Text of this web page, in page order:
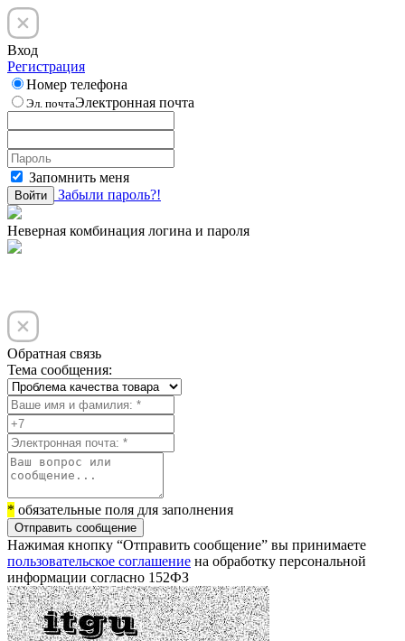
Вход
Регистрация
Номер телефона
Эл. почтаЭлектронная почта
Запомнить меня
Войти Забыли пароль?!
Неверная комбинация логина и пароля
Обратная связь
Тема сообщения:
* обязательные поля для заполнения
Отправить сообщение
Нажимая кнопку “Отправить сообщение” вы принимаете
пользовательское соглашение на обработку персональной
информации согласно 152ФЗ